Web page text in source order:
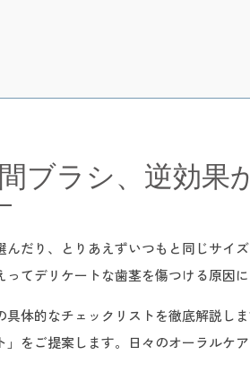
ブラシ、逆効果
だり、とりあえずいつもと同じサイ
てデリケートな歯茎を傷つける原因に
体的なチェックリストを徹底解説し
をご提案します。日々のオーラルケ